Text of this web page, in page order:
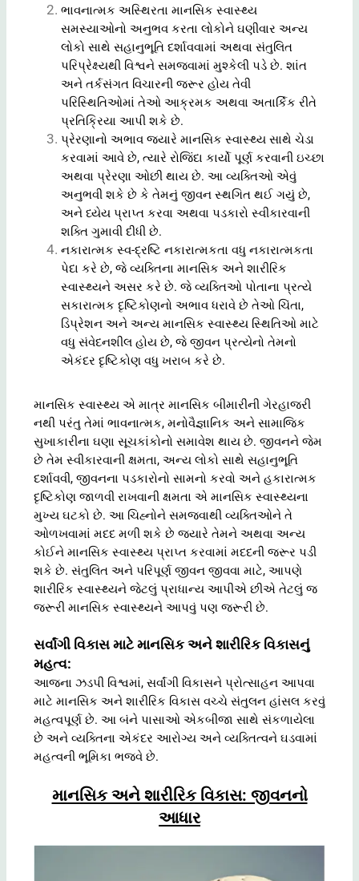
ભાવનાત્મક અસ્થિરતા માનસિક સ્વાસ્થ્ય
સમસ્યાઓનો અનુભવ કરતા લોકોને ઘણીવાર અન્ય
લોકો સાથે સહાનુભૂતિ દર્શાવવામાં અથવા સંતુલિત
પરિપ્રેક્ષ્યથી વિશ્વને સમજવામાં મુશ્કેલી પડે છે. શાંત
અને તર્કસંગત વિચારની જરૂર હોય તેવી
પરિસ્થિતિઓમાં તેઓ આક્રમક અથવા અતાર્કિક રીતે
પ્રતિક્રિયા આપી શકે છે.
પ્રેરણાનો અભાવ જ્યારે માનસિક સ્વાસ્થ્ય સાથે ચેડા
કરવામાં આવે છે, ત્યારે રોજિંદા કાર્યો પૂર્ણ કરવાની ઇચ્છા
અથવા પ્રેરણા ઓછી થાય છે. આ વ્યક્તિઓ એવું
અનુભવી શકે છે કે તેમનું જીવન સ્થગિત થઈ ગયું છે,
અને ધ્યેય પ્રાપ્ત કરવા અથવા પડકારો સ્વીકારવાની
શક્તિ ગુમાવી દીધી છે.
નકારાત્મક સ્વ-દ્રષ્ટિ નકારાત્મકતા વધુ નકારાત્મકતા
પેદા કરે છે, જે વ્યક્તિના માનસિક અને શારીરિક
સ્વાસ્થ્યને અસર કરે છે. જે વ્યક્તિઓ પોતાના પ્રત્યે
સકારાત્મક દૃષ્ટિકોણનો અભાવ ધરાવે છે તેઓ ચિંતા,
ડિપ્રેશન અને અન્ય માનસિક સ્વાસ્થ્ય સ્થિતિઓ માટે
વધુ સંવેદનશીલ હોય છે, જે જીવન પ્રત્યેનો તેમનો
એકંદર દૃષ્ટિકોણ વધુ ખરાબ કરે છે.
માનસિક સ્વાસ્થ્ય એ માત્ર માનસિક બીમારીની ગેરહાજરી
નથી પરંતુ તેમાં ભાવનાત્મક, મનોવૈજ્ઞાનિક અને સામાજિક
સુખાકારીના ઘણા સૂચકાંકોનો સમાવેશ થાય છે. જીવનને જેમ
છે તેમ સ્વીકારવાની ક્ષમતા, અન્ય લોકો સાથે સહાનુભૂતિ
દર્શાવવી, જીવનના પડકારોનો સામનો કરવો અને હકારાત્મક
દૃષ્ટિકોણ જાળવી રાખવાની ક્ષમતા એ માનસિક સ્વાસ્થ્યના
મુખ્ય ઘટકો છે. આ ચિહ્નોને સમજવાથી વ્યક્તિઓને તે
ઓળખવામાં મદદ મળી શકે છે જ્યારે તેમને અથવા અન્ય
કોઈને માનસિક સ્વાસ્થ્ય પ્રાપ્ત કરવામાં મદદની જરૂર પડી
શકે છે. સંતુલિત અને પરિપૂર્ણ જીવન જીવવા માટે, આપણે
શારીરિક સ્વાસ્થ્યને જેટલું પ્રાધાન્ય આપીએ છીએ તેટલું જ
જરૂરી માનસિક સ્વાસ્થ્યને આપવું પણ જરૂરી છે.
સર્વાંગી વિકાસ માટે માનસિક અને શારીરિક વિકાસનું
મહત્વ:
આજના ઝડપી વિશ્વમાં, સર્વાંગી વિકાસને પ્રોત્સાહન આપવા
માટે માનસિક અને શારીરિક વિકાસ વચ્ચે સંતુલન હાંસલ કરવું
મહત્વપૂર્ણ છે. આ બંને પાસાઓ એકબીજા સાથે સંકળાયેલા
છે અને વ્યક્તિના એકંદર આરોગ્ય અને વ્યક્તિત્વને ઘડવામાં
મહત્વની ભૂમિકા ભજવે છે.
માનસિક અને શારીરિક વિકાસ: જીવનનો
આધાર